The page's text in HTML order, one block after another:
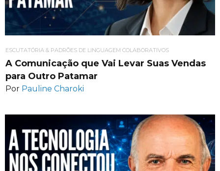
ESCUTATÓRIA & PADRÕES DE LINGUAGEM COLABORATIVOS
A Comunicação que Vai Levar Suas Vendas
para Outro Patamar
Por Pauline Charoki